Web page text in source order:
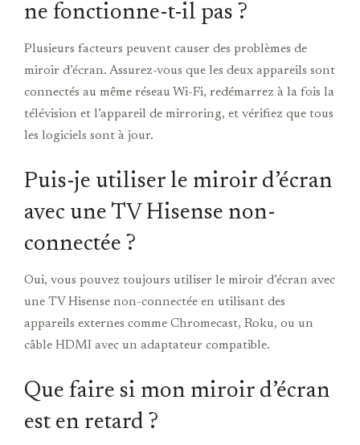
ne fonctionne-t-il pas ?
Plusieurs facteurs peuvent causer des problèmes de
miroir d’écran. Assurez-vous que les deux appareils sont
connectés au même réseau Wi-Fi, redémarrez à la fois la
télévision et l’appareil de mirroring, et vérifiez que tous
les logiciels sont à jour.
Puis-je utiliser le miroir d’écran
avec une TV Hisense non-
connectée ?
Oui, vous pouvez toujours utiliser le miroir d’écran avec
une TV Hisense non-connectée en utilisant des
appareils externes comme Chromecast, Roku, ou un
câble HDMI avec un adaptateur compatible.
Que faire si mon miroir d’écran
est en retard ?